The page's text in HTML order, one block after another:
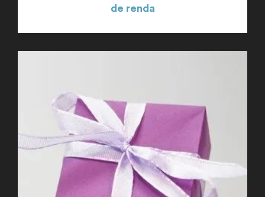
de renda